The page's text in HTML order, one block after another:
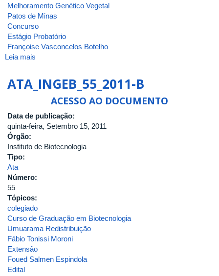
Melhoramento Genético Vegetal
Patos de Minas
Concurso
Estágio Probatório
Françoise Vasconcelos Botelho
Leia mais
ATA_INGEB_55_2011-B
ACESSO AO DOCUMENTO
Data de publicação:
quinta-feira, Setembro 15, 2011
Órgão:
Instituto de Biotecnologia
Tipo:
Ata
Número:
55
Tópicos:
colegiado
Curso de Graduação em Biotecnologia
Umuarama Redistribuição
Fábio Tonissi Moroni
Extensão
Foued Salmen Espindola
Edital